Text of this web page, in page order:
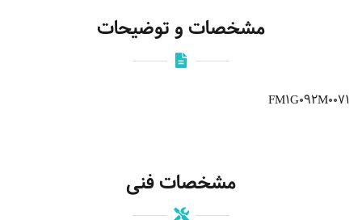
مشخصات و توضیحات
FM1G092M0071
مشخصات فنی